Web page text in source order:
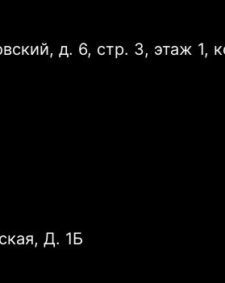
д. 6, стр. 3, этаж 1,
Д. 1Б